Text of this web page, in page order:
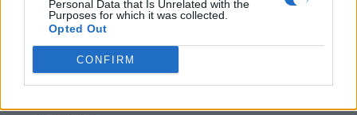
Personal Data that Is Unrelated with the
Purposes for which it was collected.
Opted Out
CONFIRM
Οικογενειακή τραγωδία στις Σέρρες: Τα στοιχεία της ΕΛ.ΑΣ.
8 Αυγούστου, 2026